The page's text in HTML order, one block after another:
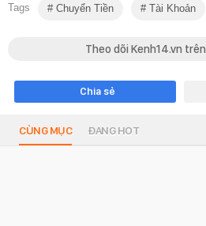
Tags Chuyển Tiền Tài Khoản
Theo dõi Kenh14.vn trên
Chia sẻ
CÙNG MỤC ĐANG HOT